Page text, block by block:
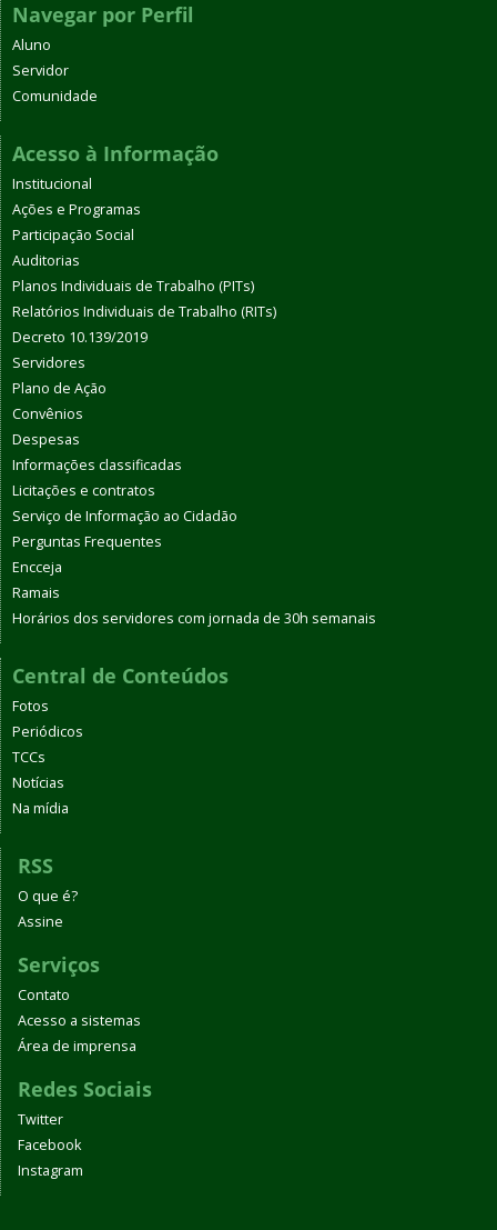
Navegar por Perfil
Aluno
Servidor
Comunidade
Acesso à Informação
Institucional
Ações e Programas
Participação Social
Auditorias
Planos Individuais de Trabalho (PITs)
Relatórios Individuais de Trabalho (RITs)
Decreto 10.139/2019
Servidores
Plano de Ação
Convênios
Despesas
Informações classificadas
Licitações e contratos
Serviço de Informação ao Cidadão
Perguntas Frequentes
Encceja
Ramais
Horários dos servidores com jornada de 30h semanais
Central de Conteúdos
Fotos
Periódicos
TCCs
Notícias
Na mídia
RSS
O que é?
Assine
Serviços
Contato
Acesso a sistemas
Área de imprensa
Redes Sociais
Twitter
Facebook
Instagram